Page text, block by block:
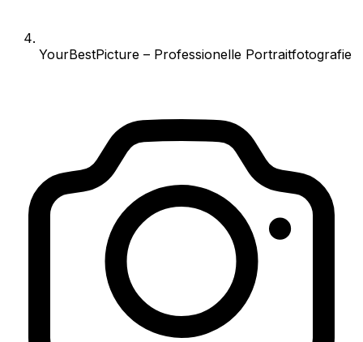
YourBestPicture – Professionelle Portraitfotografie